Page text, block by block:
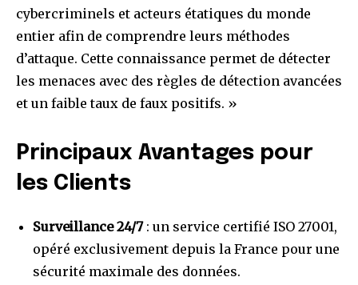
cybercriminels et acteurs étatiques du monde
entier afin de comprendre leurs méthodes
d’attaque. Cette connaissance permet de détecter
les menaces avec des règles de détection avancées
et un faible taux de faux positifs. »
Principaux Avantages pour
les Clients
Surveillance 24/7: un service certifié ISO 27001,
opéré exclusivement depuis la France pour une
sécurité maximale des données.